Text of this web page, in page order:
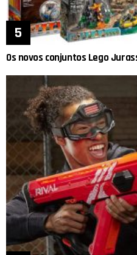
Os novos conjuntos Lego